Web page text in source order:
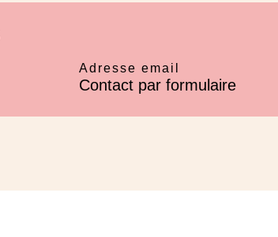
Adresse email
Contact par formulaire